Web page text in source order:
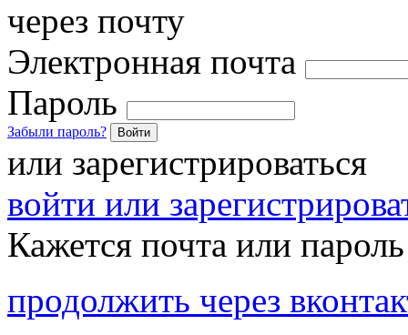
через почту
Электронная почта
Пароль
Забыли пароль? Войти
или зарегистрироваться
войти или
Кажется почта или
продолжить через